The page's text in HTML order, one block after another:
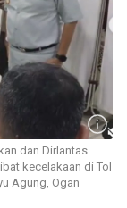
dan Dirlantas
kecelakaan di Tol
Agung, Ogan